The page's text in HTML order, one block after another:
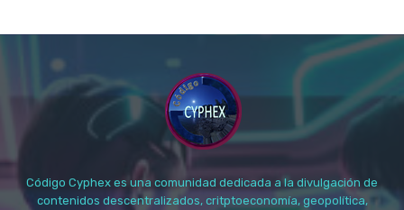
Código Cyphex es una comunidad dedicada a la divulgación de
contenidos descentralizados, critptoeconomía, geopolítica,